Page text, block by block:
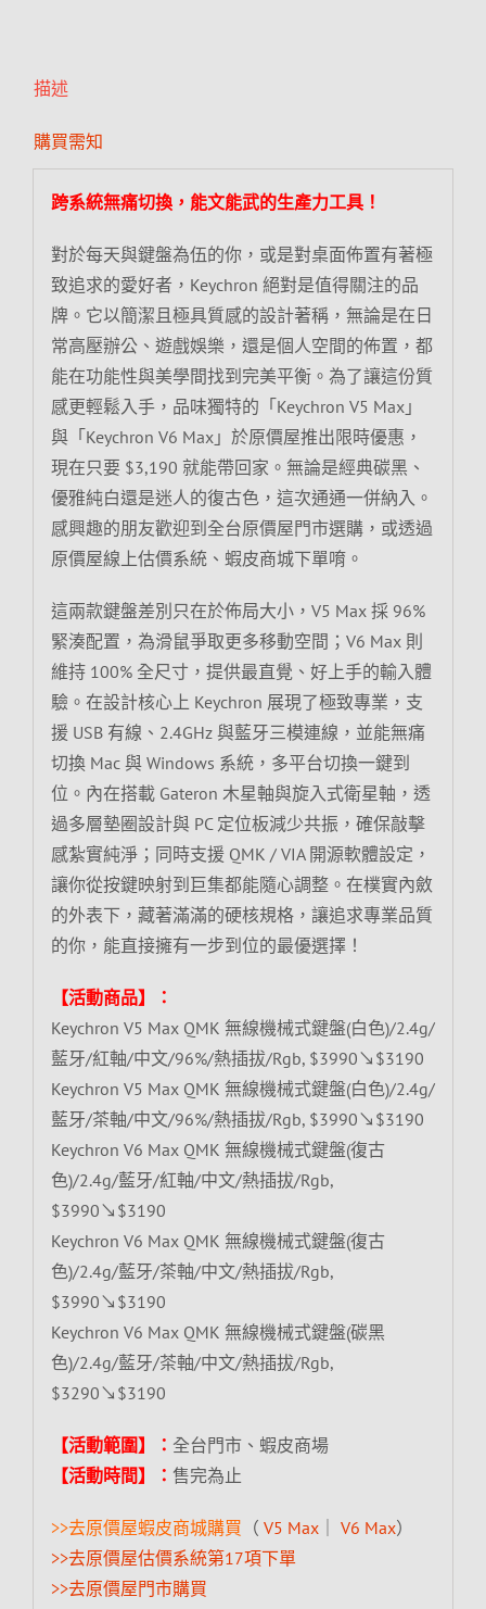
描述
購買需知
跨系統無痛切換，能文能武的生產力工具！
對於每天與鍵盤為伍的你，或是對桌面佈置有著極
致追求的愛好者，Keychron 絕對是值得關注的品
牌。它以簡潔且極具質感的設計著稱，無論是在日
常高壓辦公、遊戲娛樂，還是個人空間的佈置，都
能在功能性與美學間找到完美平衡。為了讓這份質
感更輕鬆入手，品味獨特的「Keychron V5 Max」
與「Keychron V6 Max」於原價屋推出限時優惠，
現在只要 $3,190 就能帶回家。無論是經典碳黑、
優雅純白還是迷人的復古色，這次通通一併納入。
感興趣的朋友歡迎到全台原價屋門市選購，或透過
原價屋線上估價系統、蝦皮商城下單唷。
這兩款鍵盤差別只在於佈局大小，V5 Max 採 96%
緊湊配置，為滑鼠爭取更多移動空間；V6 Max 則
維持 100% 全尺寸，提供最直覺、好上手的輸入體
驗。在設計核心上 Keychron 展現了極致專業，支
援 USB 有線、2.4GHz 與藍牙三模連線，並能無痛
切換 Mac 與 Windows 系統，多平台切換一鍵到
位。內在搭載 Gateron 木星軸與旋入式衛星軸，透
過多層墊圈設計與 PC 定位板減少共振，確保敲擊
感紮實純淨；同時支援 QMK / VIA 開源軟體設定，
讓你從按鍵映射到巨集都能隨心調整。在樸實內斂
的外表下，藏著滿滿的硬核規格，讓追求專業品質
的你，能直接擁有一步到位的最優選擇！
【活動商品】：
Keychron V5 Max QMK 無線機械式鍵盤(白色)/2.4g/
藍牙/紅軸/中文/96%/熱插拔/Rgb, $3990↘$3190
Keychron V5 Max QMK 無線機械式鍵盤(白色)/2.4g/
藍牙/茶軸/中文/96%/熱插拔/Rgb, $3990↘$3190
Keychron V6 Max QMK 無線機械式鍵盤(復古
色)/2.4g/藍牙/紅軸/中文/熱插拔/Rgb,
$3990↘$3190
Keychron V6 Max QMK 無線機械式鍵盤(復古
色)/2.4g/藍牙/茶軸/中文/熱插拔/Rgb,
$3990↘$3190
Keychron V6 Max QMK 無線機械式鍵盤(碳黑
色)/2.4g/藍牙/茶軸/中文/熱插拔/Rgb,
$3290↘$3190
【活動範圍】： 全台門市、蝦皮商場
【活動時間】： 售完為止
>>去原價屋蝦皮商城購買 （ V5 Max｜ V6 Max）
>>去原價屋估價系統第17項下單
>>去原價屋門市購買